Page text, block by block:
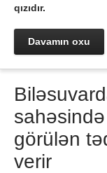
qızıdır.
Davamın oxu
görülən
verir